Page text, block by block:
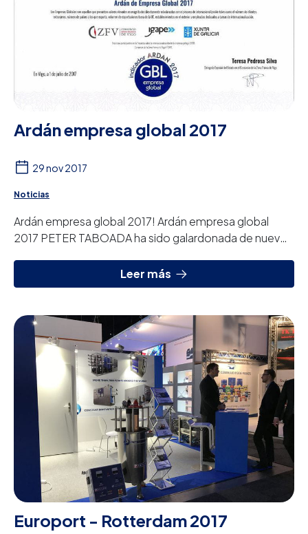
Ardán empresa global 2017
29 nov 2017
Noticias
Ardán empresa global 2017! Ardán empresa global
2017 PETER TABOADA ha sido galardonada de nuevo
Leer más
Europort - Rotterdam 2017